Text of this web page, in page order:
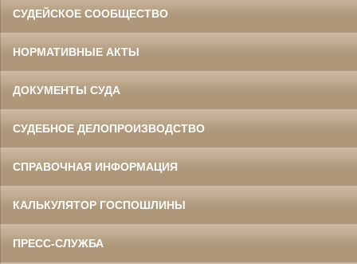
СУДЕЙСКОЕ СООБЩЕСТВО
НОРМАТИВНЫЕ АКТЫ
ДОКУМЕНТЫ СУДА
СУДЕБНОЕ ДЕЛОПРОИЗВОДСТВО
СПРАВОЧНАЯ ИНФОРМАЦИЯ
КАЛЬКУЛЯТОР ГОСПОШЛИНЫ
ПРЕСС-СЛУЖБА